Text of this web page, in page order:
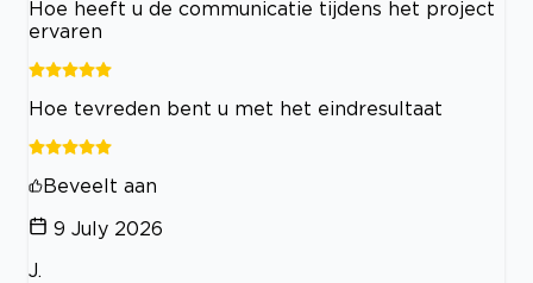
Hoe heeft u de communicatie tijdens het project
ervaren
Hoe tevreden bent u met het eindresultaat
Beveelt aan
9 July 2026
J.